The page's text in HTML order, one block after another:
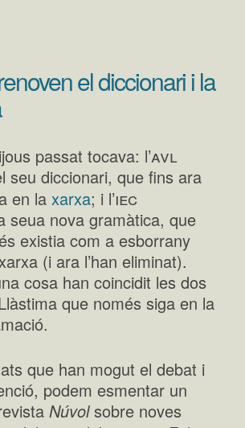
el diccionari i la
passat tocava: l’avl
seu diccionari, que fins ara
en la xarxa; i l’iec
seua nova gramàtica, que
existia com a esborrany
(i ara l’han eliminat).
cosa han coincidit les dos
que només siga en la
que han mogut el debat i
podem esmentar un
Núvolsobre noves